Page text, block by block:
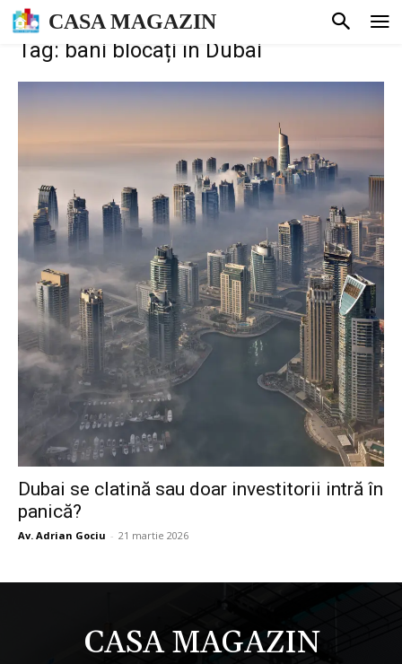
CASA MAGAZIN
Tag: bani blocați în Dubai
Dubai se clatină sau doar investitorii intră în
panică?
Av. Adrian Gociu - 21 martie 2026
CASA MAGAZIN